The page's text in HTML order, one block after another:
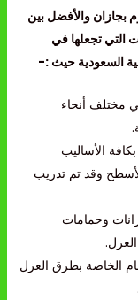
والأفضل بين
التي تجعلها في
السعودية حيث :-
مختلف أنحاء
الأساليب
وقد تم تدريب
وحمامات
الخاصة بطرق العزل